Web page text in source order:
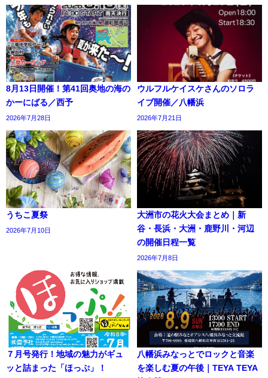
8月13日開催！第41回奥地の海の
かーにばる／西予
2026年7月28日
ウルフルケイスケさんのソロラ
イブ開催／八幡浜
2026年7月21日
うちこ夏祭
2026年7月10日
大洲市の花火大会まとめ｜新
谷・長浜・大洲・鹿野川・河辺
の開催日程一覧
2026年7月8日
７月号発行！地域の魅力がギュ
ッと詰まった「ほっぷ」！
八幡浜みなっとでロックと音楽
を楽しむ夏の午後｜TEYA TEYA